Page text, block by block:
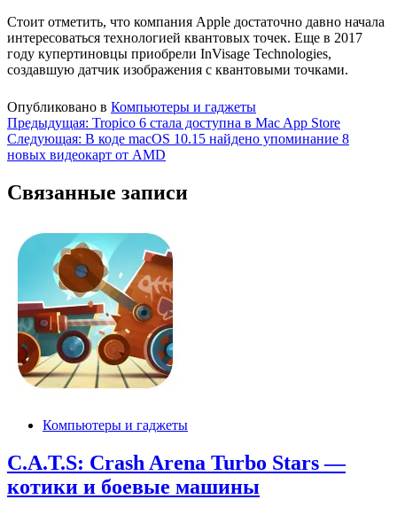
Стоит отметить, что компания Apple достаточно давно начала
интересоваться технологией квантовых точек. Еще в 2017
году купертиновцы приобрели InVisage Technologies,
создавшую датчик изображения с квантовыми точками.
Опубликовано в Компьютеры и гаджеты
Навигация
по
Предыдущая: Tropico 6 стала доступна в Mac App Store
Следующая: В коде macOS 10.15 найдено упоминание 8
новых видеокарт от AMD
Связанные записи
Компьютеры и гаджеты
C.A.T.S: Crash Arena Turbo Stars —
котики и боевые машины